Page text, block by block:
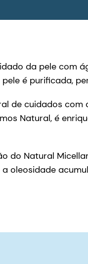
da pele com
pele é purificada,
de cuidados com
Natural, é
do Natural
oleosidade